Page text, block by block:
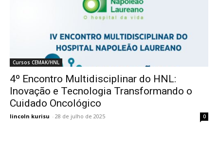
Cursos CEMAK/HNL
4º Encontro Multidisciplinar do HNL:
Inovação e Tecnologia Transformando o
Cuidado Oncológico
lincoln kurisu - 28 de julho de 2025 0